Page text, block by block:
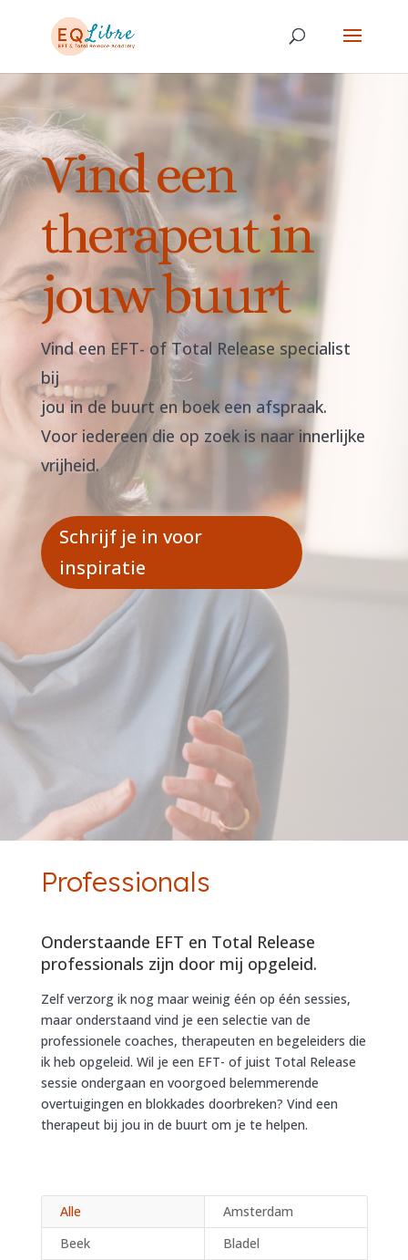
Vind een
therapeut in
jouw buurt
Vind een EFT- of Total Release specialist
bij
jou in de buurt en boek een afspraak.
Voor iedereen die op zoek is naar innerlijke
vrijheid.
Schrijf je in voor
inspiratie
Professionals
Onderstaande EFT en Total Release
professionals zijn door mij opgeleid.
Zelf verzorg ik nog maar weinig één op één sessies,
maar onderstaand vind je een selectie van de
professionele coaches, therapeuten en begeleiders die
ik heb opgeleid. Wil je een EFT- of juist Total Release
sessie ondergaan en voorgoed belemmerende
overtuigingen en blokkades doorbreken? Vind een
therapeut bij jou in de buurt om je te helpen.
Alle
Amsterdam
Beek
Bladel